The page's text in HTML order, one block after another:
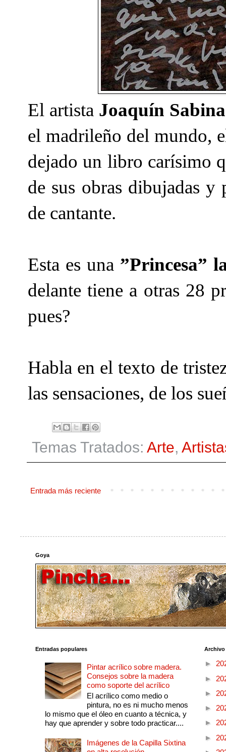
El artista Joaquín Sabina
el madrileño del mundo,
dejado un libro carísimo
de sus obras dibujadas y
de cantante.
Esta es una ”Princesa”
delante tiene a otras 28
pues?
Habla en el texto de
las sensaciones, de los
Temas Tratados: Arte,
Entrada más reciente
Goya
Entradas populares
Pintar acrílico sobre madera.
Consejos sobre la madera
como soporte del acrílico
El acrílico como medio o
pintura, no es ni mucho menos
lo mismo que el óleo en cuanto a técnica, y
hay que aprender y sobre todo practicar....
Imágenes de la Capilla Sixtina
►
►
►
►
►
►